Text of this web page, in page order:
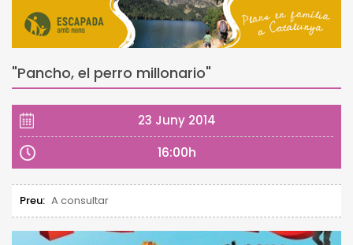
"Pancho, el perro millonario"
23 Juny 2014
16:00h
Preu: A consultar